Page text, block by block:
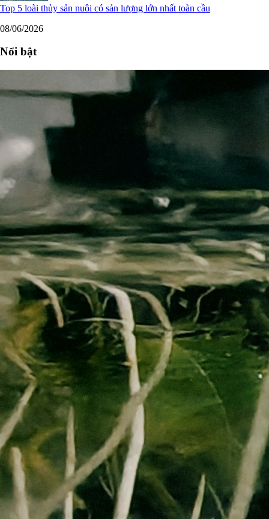
Top 5 loài thủy sản nuôi có sản lượng lớn nhất toàn cầu
08/06/2026
Nổi bật